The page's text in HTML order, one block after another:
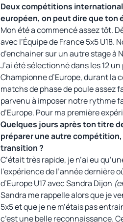
Deux compétitions
européen, on peut dire que ton
Mon été a commencé assez tôt.
avec l’Équipe de France 5x5
d’enchainer sur un autre stage à
J’ai été sélectionné dans les 12
Championne d’Europe, durant la
matchs de phase de poule assez
parvenu à imposer notre rythme
d’Europe. Pour ma première
Quelques jours après ton titre
préparer une autre compétition,
transition ?
C’était très rapide, je n’ai eu
l’expérience de l’année dernière
d’Europe U17 avec Sandra Dijon
Sandra me rappelle alors que je
5x5 et que je ne m’étais pas
c’est une belle reconnaissance.